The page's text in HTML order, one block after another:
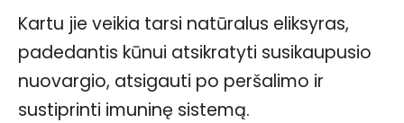
Kartu jie veikia tarsi natūralus eliksyras,
padedantis kūnui atsikratyti susikaupusio
nuovargio, atsigauti po peršalimo ir
sustiprinti imuninę sistemą.